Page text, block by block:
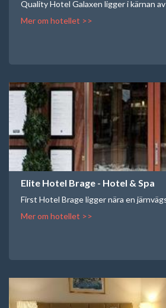
Quality Hotel Galaxen ligger i kärnan
Mer om hotellet >>
Elite Hotel Brage - Hotel & Spa
First Hotel Brage ligger nära en
Mer om hotellet >>